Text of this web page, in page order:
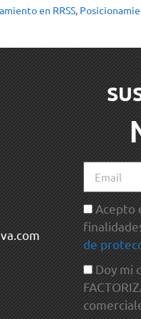
en RRSS,
Acepto
de
Doy mi